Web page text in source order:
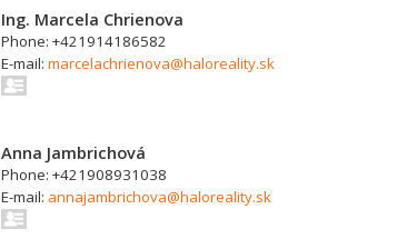
Ing. Marcela Chrienova
Phone: +421914186582
E-mail:marcelachrienova@haloreality.sk
Anna Jambrichová
Phone: +421908931038
E-mail: annajambrichova@haloreality.sk